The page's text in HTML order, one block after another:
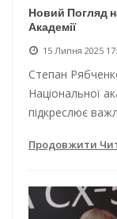
Новий Погляд
Академії
15 Липня 2025
Степан
Національної
підкреслює
Продовжити